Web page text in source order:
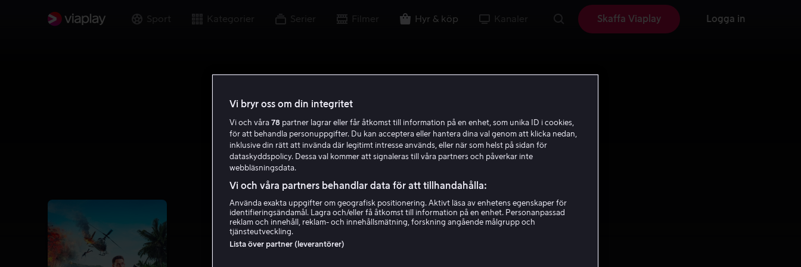
Sport Kategorier Serier Filmer Hyr & köp Kanaler Skaffa Viaplay Logga in
Vi bryr oss om din integritet
Vi och våra 78 partner lagrar eller får åtkomst till information på en enhet, som unika ID i cookies,
för att behandla personuppgifter. Du kan acceptera eller hantera dina val genom att klicka nedan,
inklusive din rätt att invända där legitimt intresse används, eller när som helst på sidan för
dataskyddspolicy. Dessa val kommer att signaleras till våra partners och påverkar inte
webbläsningsdata.
Vi och våra partners behandlar data för att tillhandahålla:
Använda exakta uppgifter om geografisk positionering. Aktivt läsa av enhetens egenskaper för
identifieringsändamål. Lagra och/eller få åtkomst till information på en enhet. Personanpassad
reklam och innehåll, reklam- och innehållsmätning, forskning angående målgrupp och
tjänsteutveckling.
Lista över partner (leverantörer)